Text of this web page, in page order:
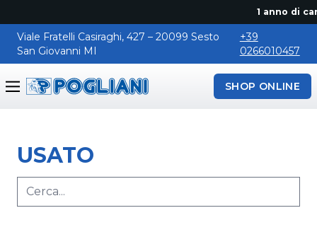
1 anno di
Viale Fratelli Casiraghi, 427 – 20099 Sesto
San Giovanni MI
+39
0266010457
SHOP ONLINE
USATO